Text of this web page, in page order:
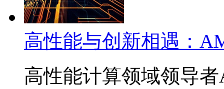
高性能与创新相遇：
高性能计算领域领导